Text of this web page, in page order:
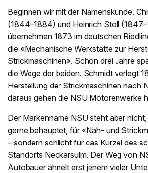
Beginnen wir mit der Namenskunde.
(1844–1884) und Heinrich Stoll
übernehmen 1873 im deutschen
die «Mechanische Werkstätte zur
Strickmaschinen». Schon drei Jahre
die Wege der beiden. Schmidt verlegt
Herstellung der Strickmaschinen nach
daraus gehen die NSU Motorenwerke
Der Markenname NSU steht aber
gerne behauptet, für «Näh- und
– sondern schlicht für das Kürzel des
Standorts Neckarsulm. Der Weg von
Autobauer ähnelt erst jenem vieler